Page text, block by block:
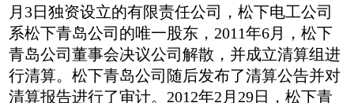
月3日独资设立的有限责任公司，松下电工公司
系松下青岛公司的唯一股东，2011年6月，松下
青岛公司董事会决议公司解散，并成立清算组进
行清算。松下青岛公司随后发布了清算公告并对
清算报告进行了审计。2012年2月29日，松下青